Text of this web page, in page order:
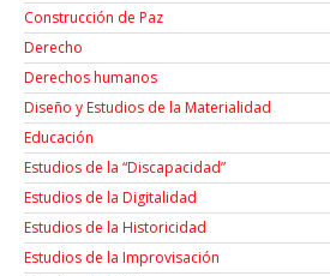
Construcción de Paz
Derecho
Derechos humanos
Diseño y Estudios de la Materialidad
Educación
Estudios de la “Discapacidad”
Estudios de la Digitalidad
Estudios de la Historicidad
Estudios de la Improvisación